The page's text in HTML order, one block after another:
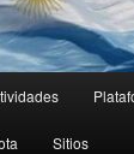
Sitios